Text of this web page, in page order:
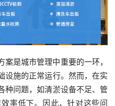
是城市管理中重要的一环，
设施的正常运行。然而，在实
种问题，如清淤设备不足、管
率低下。因此，针对这些问